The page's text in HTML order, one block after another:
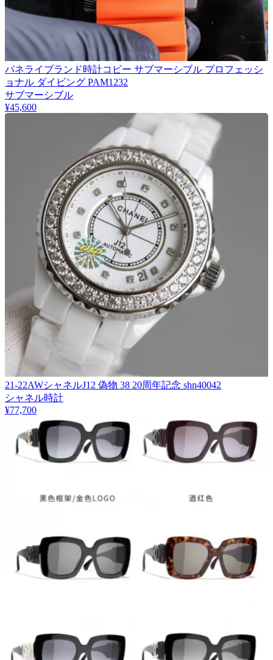
パネライブランド時計コピー サブマーシブル プロフェッシ
ョナル ダイビング PAM1232
サブマーシブル
¥45,600
21-22AWシャネルJ12 偽物 38 20周年記念 shn40042
シャネル時計
¥77,700